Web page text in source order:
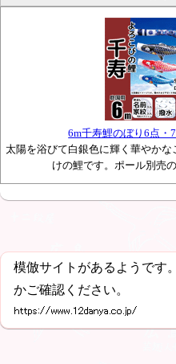
6m千寿鯉のぼり6点・
太陽を浴びて白銀色に輝く華やかな
けの鯉です。ポール別売
模倣サイトがあるようです
かご確認ください。